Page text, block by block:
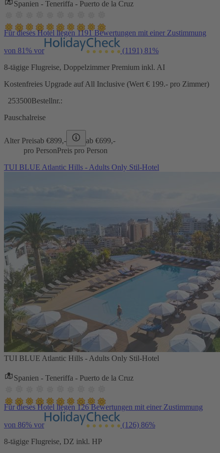
Spanien - Teneriffa - Puerto de la Cruz
Für dieses Hotel liegen 1191 Bewertungen mit einer Zustimmung
von 81% vor (1191) 81%
8-tägige Flugreise, Doppelzimmer Premium inkl. AI
Kostenfreies Upgrade auf All Inclusive (Wert € 199.- pro Zimmer)
253500Bestellnr.:
Pauschalreise
Alter Preisab €899,- ab €699,-
pro PersonPreis pro Person
TUI BLUE Atlantic Hills - Adults Only Stil-Hotel
TUI BLUE Atlantic Hills - Adults Only Stil-Hotel
Spanien - Teneriffa - Puerto de la Cruz
Für dieses Hotel liegen 126 Bewertungen mit einer Zustimmung
von 86% vor (126) 86%
8-tägige Flugreise, DZ inkl. HP